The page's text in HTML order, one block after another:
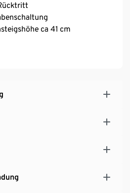
ca 41 cm
mit abgestimmter